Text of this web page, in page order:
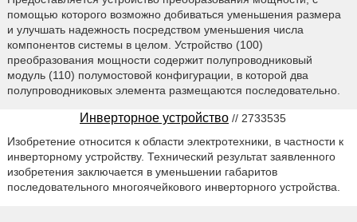
помощью которого возможно добиваться уменьшения размера
и улучшать надежность посредством уменьшения числа
компонентов системы в целом. Устройство (100)
преобразования мощности содержит полупроводниковый
модуль (110) полумостовой конфигурации, в которой два
полупроводниковых элемента размещаются последовательно.
Инверторное устройство // 2733535
Изобретение относится к области электротехники, в частности к
инверторному устройству. Технический результат заявленного
изобретения заключается в уменьшении габаритов
последовательного многоячейкового инверторного устройства.